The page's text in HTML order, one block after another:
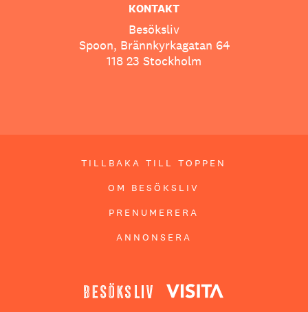
KONTAKT
Besöksliv
Spoon, Brännkyrkagatan 64
118 23 Stockholm
TILLBAKA TILL TOPPEN
OM BESÖKSLIV
PRENUMERERA
ANNONSERA